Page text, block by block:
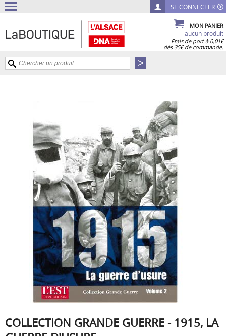
SE CONNECTER
MON PANIER
aucun produit
Frais de port à 0,01€
dès 35€ de commande.
COLLECTION GRANDE GUERRE - 1915, LA